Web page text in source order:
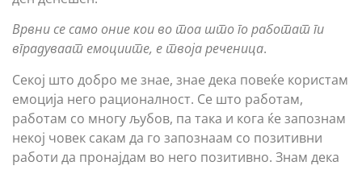
Врвни се само оние кои во тоа што го работат ги
вградуваат емоциите, е твоја реченица.
Секој што добро ме знае, знае дека повеќе користам
емоција него рационалност. Се што работам,
работам со многу љубов, па така и кога ќе запознам
некој човек сакам да го запознаам со позитивни
работи да пронајдам во него позитивно. Знам дека